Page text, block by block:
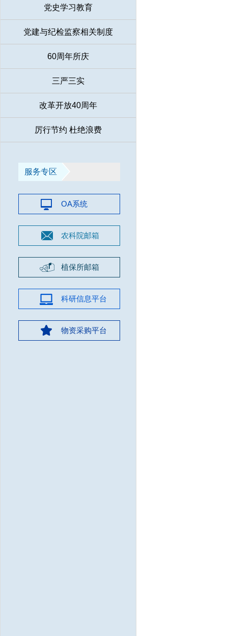
党史学习教育
党建与纪检监察相关制度
60周年所庆
三严三实
改革开放40周年
厉行节约 杜绝浪费
服务专区
OA系统
农科院邮箱
植保所邮箱
科研信息平台
物资采购平台